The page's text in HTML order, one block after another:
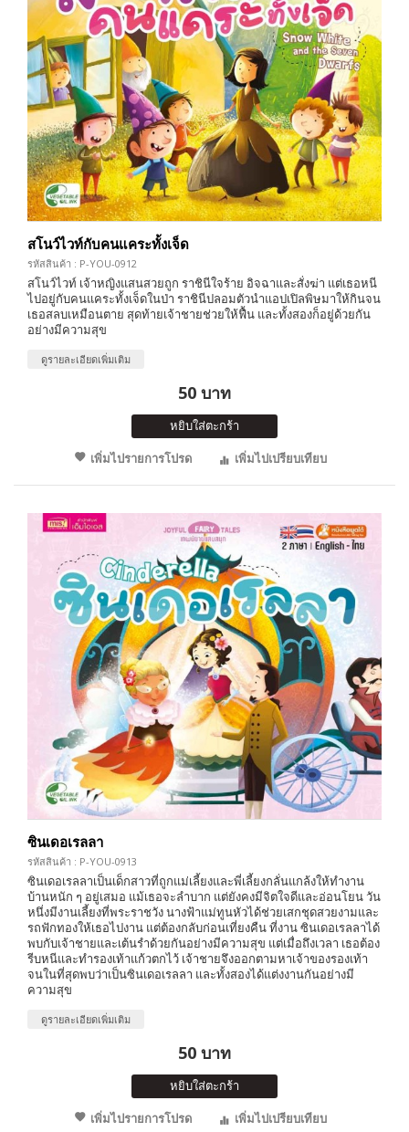
สโนว์ไวท์กับคนแคระทั้งเจ็ด
รหัสสินค้า : P-YOU-0912
สโนว์ไวท์ เจ้าหญิงแสนสวยถูก ราชินีใจร้าย อิจฉาและสั่งฆ่า แต่เธอหนี
ไปอยู่กับคนแคระทั้งเจ็ดในป่า ราชินีปลอมตัวนำแอปเปิลพิษมาให้กินจน
เธอสลบเหมือนตาย สุดท้ายเจ้าชายช่วยให้ฟื้น และทั้งสองก็อยู่ด้วยกัน
อย่างมีความสุข
ดูรายละเอียดเพิ่มเติม
50 บาท
หยิบใส่ตะกร้า
เพิ่มไปรายการโปรด
เพิ่มไปเปรียบเทียบ
ซินเดอเรลลา
รหัสสินค้า : P-YOU-0913
ซินเดอเรลลาเป็นเด็กสาวที่ถูกแม่เลี้ยงและพี่เลี้ยงกลั่นแกล้งให้ทำงาน
บ้านหนัก ๆ อยู่เสมอ แม้เธอจะลำบาก แต่ยังคงมีจิตใจดีและอ่อนโยน วัน
หนึ่งมีงานเลี้ยงที่พระราชวัง นางฟ้าแม่ทูนหัวได้ช่วยเสกชุดสวยงามและ
รถฟักทองให้เธอไปงาน แต่ต้องกลับก่อนเที่ยงคืน ที่งาน ซินเดอเรลลาได้
พบกับเจ้าชายและเต้นรำด้วยกันอย่างมีความสุข แต่เมื่อถึงเวลา เธอต้อง
รีบหนีและทำรองเท้าแก้วตกไว้ เจ้าชายจึงออกตามหาเจ้าของรองเท้า
จนในที่สุดพบว่าเป็นซินเดอเรลลา และทั้งสองได้แต่งงานกันอย่างมี
ความสุข
ดูรายละเอียดเพิ่มเติม
50 บาท
หยิบใส่ตะกร้า
เพิ่มไปรายการโปรด
เพิ่มไปเปรียบเทียบ